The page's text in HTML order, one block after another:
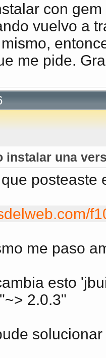
con
vuelvo a
me pide.
instalar una
posteaste
me paso
esto
2.0.3"
solucionar